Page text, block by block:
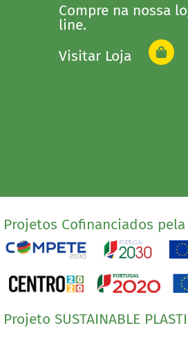
Compre na nossa
line.
Visitar Loja
Projetos Cofinanciados pela
Projeto SUSTAINABLE